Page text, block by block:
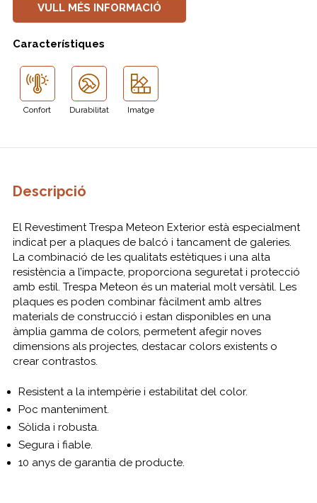
VULL MÉS INFORMACIÓ
Característiques
Confort Durabilitat Imatge
Descripció
El Revestiment Trespa Meteon Exterior està especialment
indicat per a plaques de balcó i tancament de galeries.
La combinació de les qualitats estètiques i una alta
resistència a l’impacte, proporciona seguretat i protecció
amb estil. Trespa Meteon és un material molt versàtil. Les
plaques es poden combinar fàcilment amb altres
materials de construcció i estan disponibles en una
àmplia gamma de colors, permetent afegir noves
dimensions als projectes, destacar colors existents o
crear contrastos.
Resistent a la intempèrie i estabilitat del color.
Poc manteniment.
Sòlida i robusta.
Segura i fiable.
10 anys de garantia de producte.